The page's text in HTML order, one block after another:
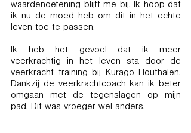
waardenoefening blijft me bij. Ik hoop dat
ik nu de moed heb om dit in het echte
leven toe te passen.
Ik heb het gevoel dat ik meer
veerkrachtig in het leven sta door de
veerkracht training bij Kurago Houthalen.
Dankzij de veerkrachtcoach kan ik beter
omgaan met de tegenslagen op mijn
pad. Dit was vroeger wel anders.